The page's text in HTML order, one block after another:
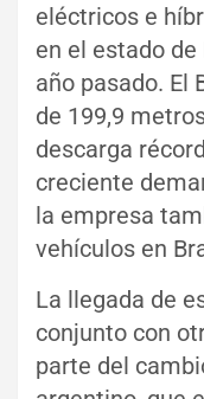
eléctricos e
en el estado
año pasado. El
de 199,9
descarga
creciente
la empresa
vehículos en
La llegada de
conjunto con
parte del